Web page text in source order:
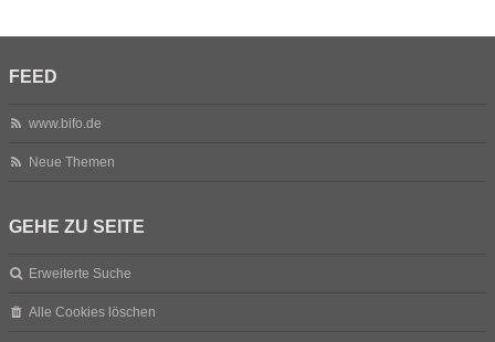
FEED
www.bifo.de
Neue Themen
GEHE ZU SEITE
Erweiterte Suche
Alle Cookies löschen